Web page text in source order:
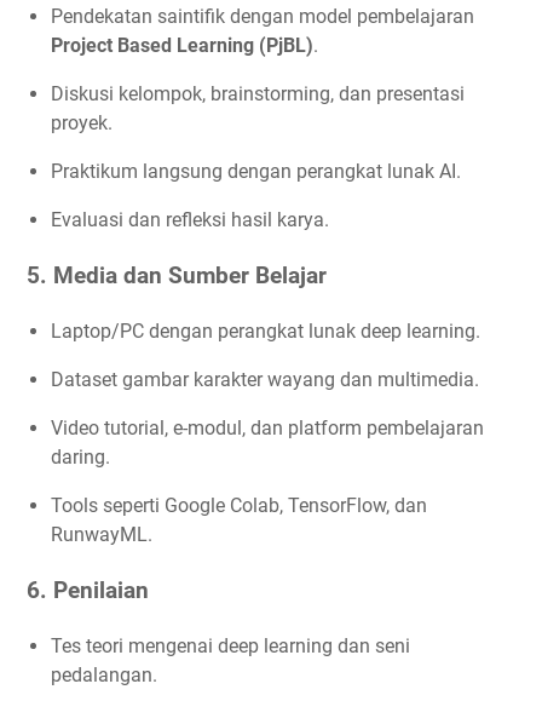
Pendekatan saintifik dengan model pembelajaran
Project Based Learning (PjBL).
Diskusi kelompok, brainstorming, dan presentasi
proyek.
Praktikum langsung dengan perangkat lunak AI.
Evaluasi dan refleksi hasil karya.
5. Media dan Sumber Belajar
Laptop/PC dengan perangkat lunak deep learning.
Dataset gambar karakter wayang dan multimedia.
Video tutorial, e-modul, dan platform pembelajaran
daring.
Tools seperti Google Colab, TensorFlow, dan
RunwayML.
6. Penilaian
Tes teori mengenai deep learning dan seni
pedalangan.